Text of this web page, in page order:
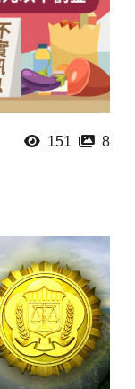
151 8